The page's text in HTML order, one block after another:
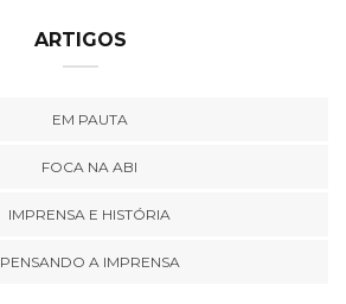
ARTIGOS
EM PAUTA
FOCA NA ABI
IMPRENSA E HISTÓRIA
PENSANDO A IMPRENSA